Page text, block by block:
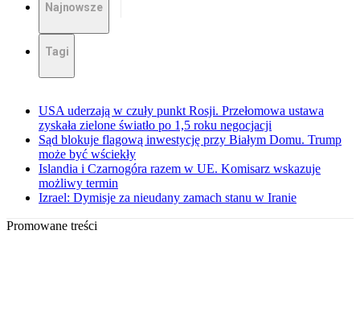
Najnowsze
Tagi
USA uderzają w czuły punkt Rosji. Przełomowa ustawa
zyskała zielone światło po 1,5 roku negocjacji
Sąd blokuje flagową inwestycję przy Białym Domu. Trump
może być wściekły
Islandia i Czarnogóra razem w UE. Komisarz wskazuje
możliwy termin
Izrael: Dymisje za nieudany zamach stanu w Iranie
Promowane treści